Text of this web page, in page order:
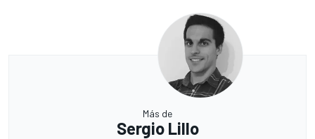
Más de
Sergio Lillo